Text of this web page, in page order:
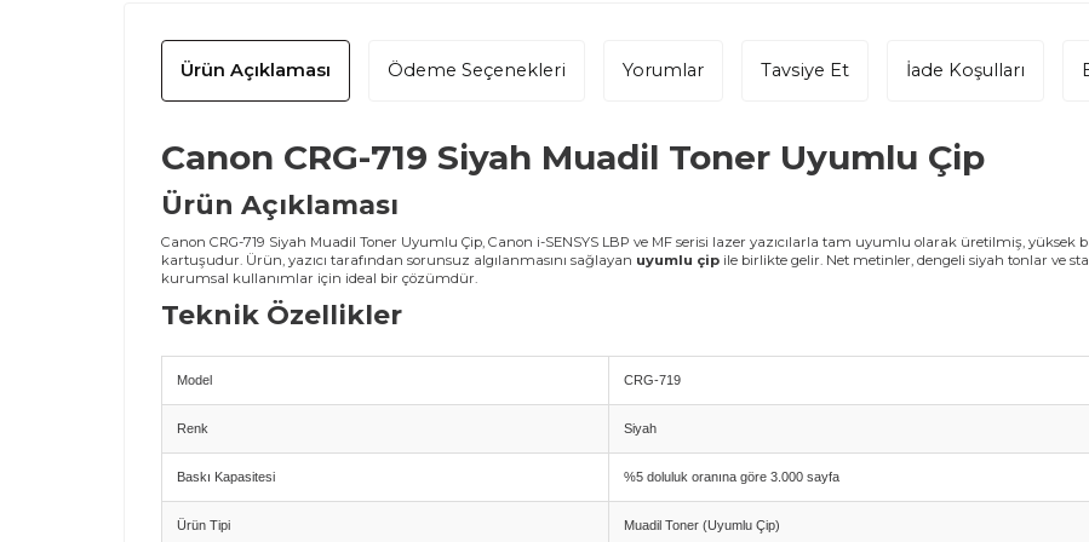
Ürün Açıklaması Ödeme Seçenekleri Yorumlar Tavsiye Et İade Koşulları
Canon CRG-719 Siyah Muadil Toner Uyumlu Çip
Ürün Açıklaması
Canon CRG-719 Siyah Muadil Toner Uyumlu Çip, Canon i-SENSYS LBP ve MF serisi lazer yazıcılarla tam uyumlu olarak üretilmiş,
kartuşudur. Ürün, yazıcı tarafından sorunsuz algılanmasını sağlayan uyumlu çip ile birlikte gelir. Net metinler, dengeli siyah tonlar ve
kurumsal kullanımlar için ideal bir çözümdür.
Teknik Özellikler
Model CRG-719
Renk Siyah
Baskı Kapasitesi %5 doluluk oranına göre 3.000 sayfa
Ürün Tipi Muadil Toner (Uyumlu Çip)